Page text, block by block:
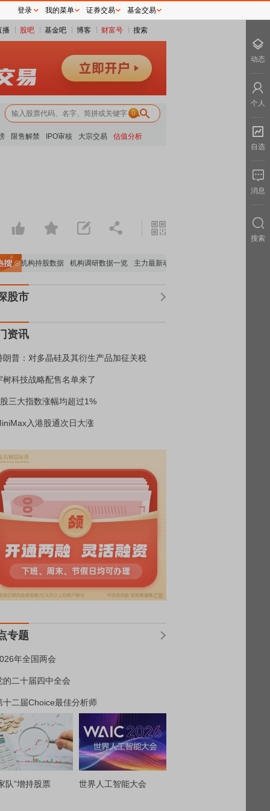
播 股吧 基金吧 博客 财富号 搜索
0
限售解禁 IPO审核 大宗交易 估值分析
机构持股数据 机构调研数据一览 主力最新动向
股市
资讯
朗普：对多晶硅及其衍生产品加征关税
树科技战略配售名单来了
三大指数涨幅均超过1%
入港股通次日大涨
专题
年全国两会
的二十届四中全会
十二届Choice最佳分析师
队”增持股票 世界人工智能大会
登录 我的菜单 证券交易 基金交易
动态
个人
自选
消息
搜索